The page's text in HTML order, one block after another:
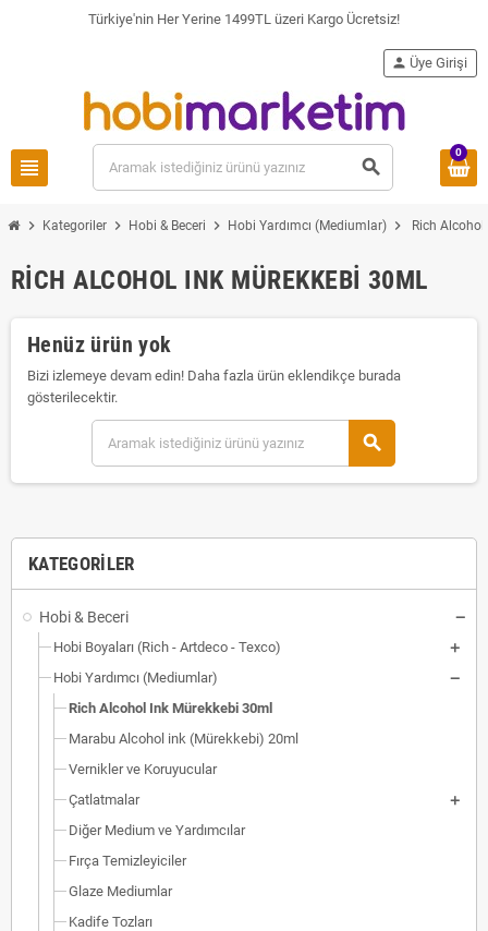
Türkiye'nin Her Yerine 1499TL üzeri Kargo Ücretsiz!
view_headline search
person Üye Girişi
0
chevron_right Kategoriler chevron_right Hobi & Beceri chevron_right Hobi Yardımcı (Mediumlar) chevron_right Rich
KATEGORILER
Hobi & Beceri
Hobi Boyaları (Rich - Artdeco - Texco)
Hobi Yardımcı (Mediumlar)
Rich Alcohol Ink Mürekkebi 30ml
Marabu Alcohol ink (Mürekkebi) 20ml
Vernikler ve Koruyucular
Çatlatmalar
Diğer Medium ve Yardımcılar
Fırça Temizleyiciler
Glaze Mediumlar
Kadife Tozları
RICH ALCOHOL INK MÜREKKEBI 30ML
Henüz ürün yok
Bizi izlemeye devam edin! Daha fazla ürün eklendikçe burada
gösterilecektir.
search